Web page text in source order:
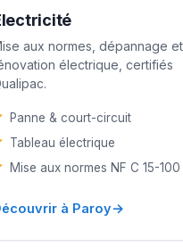
aux normes, dépannage et
électrique, certifiés
Panne & court-circuit
Tableau électrique
Mise aux normes NF C 15-100
à Paroy→